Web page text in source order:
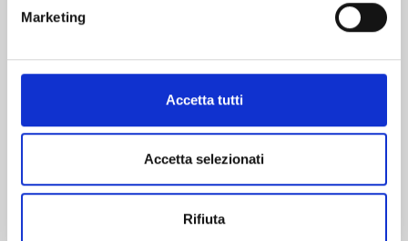
Marketing
Accetta tutti
Accetta selezionati
Rifiuta
€ 5,90